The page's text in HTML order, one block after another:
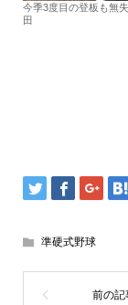
今季3度目の登板も無
田
準硬式野球